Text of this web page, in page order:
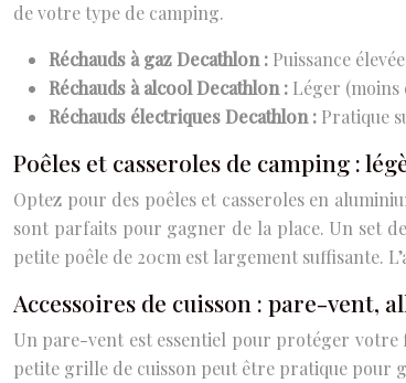
de votre type de camping.
Réchauds à gaz Decathlon : Puissance
Réchauds à alcool Decathlon : Léger (moins
Réchauds électriques Decathlon : Pratique
Poêles et casseroles de camping :
Optez pour des poêles et casseroles en
sont parfaits pour gagner de la place. Un set
petite poêle de 20cm est largement suffisante.
Accessoires de cuisson : pare-vent,
Un pare-vent est essentiel pour protéger votre
petite grille de cuisson peut être pratique pour